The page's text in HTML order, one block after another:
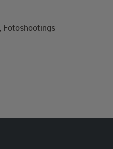
Fotoshootings